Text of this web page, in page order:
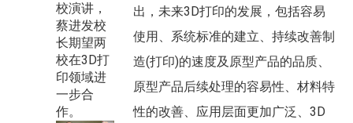
校演讲，
蔡进发校
长期望两
校在3D打
印领域进
一步合
作。
出，未来3D打印的发展，包括容易
使用、系统标准的建立、持续改善制
造(打印)的速度及原型产品的品质、
原型产品后续处理的容易性、材料特
性的改善、应用层面更加广泛、3D